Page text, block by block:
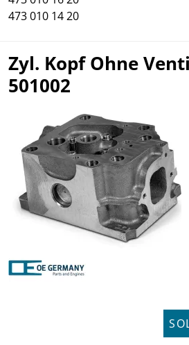
473 010 14 20
Zyl. Kopf Ohne
501002